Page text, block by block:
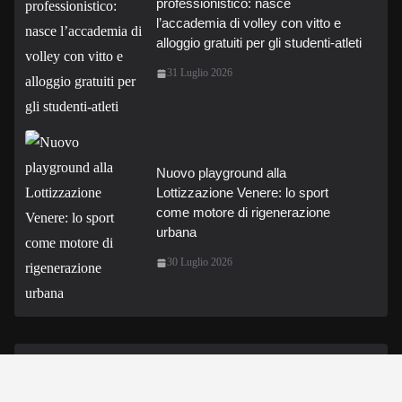
professionistico: nasce
l’accademia di volley con vitto e
alloggio gratuiti per gli studenti-atleti
31 Luglio 2026
Nuovo playground alla
Lottizzazione Venere: lo sport
come motore di rigenerazione
urbana
30 Luglio 2026